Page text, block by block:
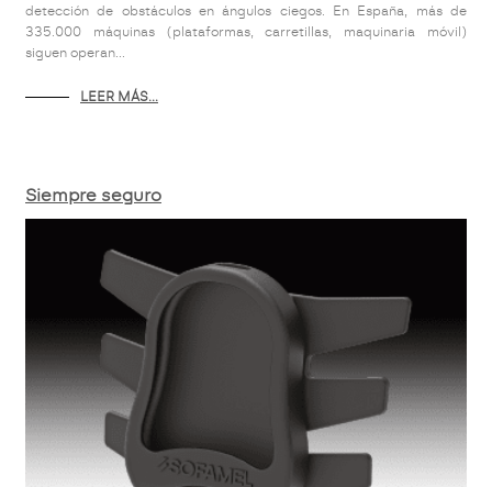
detección de obstáculos en ángulos ciegos. En España, más de
335.000 máquinas (plataformas, carretillas, maquinaria móvil)
siguen operan...
LEER MÁS...
Siempre seguro